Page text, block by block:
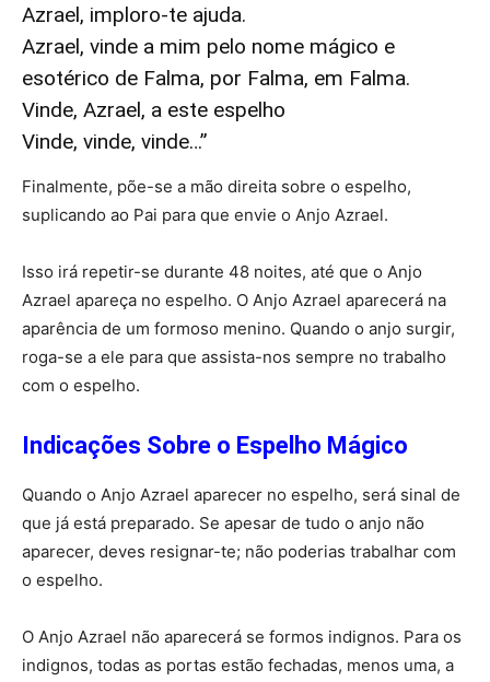
Azrael, imploro-te ajuda.
Azrael, vinde a mim pelo nome mágico e
esotérico de Falma, por Falma, em Falma.
Vinde, Azrael, a este espelho
Vinde, vinde, vinde…”
Finalmente, põe-se a mão direita sobre o espelho,
suplicando ao Pai para que envie o Anjo Azrael.
Isso irá repetir-se durante 48 noites, até que o Anjo
Azrael apareça no espelho. O Anjo Azrael aparecerá na
aparência de um formoso menino. Quando o anjo surgir,
roga-se a ele para que assista-nos sempre no trabalho
com o espelho.
Indicações Sobre o Espelho Mágico
Quando o Anjo Azrael aparecer no espelho, será sinal de
que já está preparado. Se apesar de tudo o anjo não
aparecer, deves resignar-te; não poderias trabalhar com
o espelho.
O Anjo Azrael não aparecerá se formos indignos. Para os
indignos, todas as portas estão fechadas, menos uma, a